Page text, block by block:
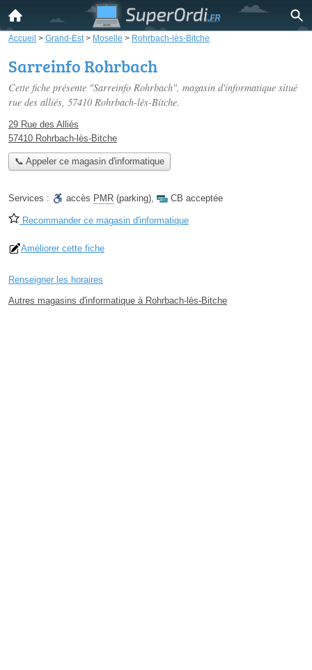
Accueil > Grand-Est > Moselle > Rohrbach-lès-Bitche
Sarreinfo Rohrbach
Cette fiche présente "Sarreinfo Rohrbach", magasin d'informatique situé
rue des alliés, 57410 Rohrbach-lès-Bitche.
29 Rue des Alliés
57410 Rohrbach-lès-Bitche
📞 Appeler ce magasin d'informatique
Services : accès PMR (parking), CB acceptée
Recommander ce magasin d'informatique
Améliorer cette fiche
Renseigner les horaires
Autres magasins d'informatique à Rohrbach-lès-Bitche